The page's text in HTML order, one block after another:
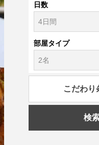
日数
部屋タイプ
こだわり
検